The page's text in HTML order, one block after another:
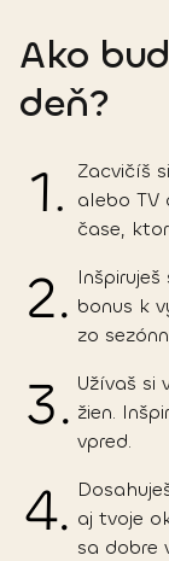
Ako
deň?
1. Zacvičíš
alebo TV
čase,
2. Inšpiruješ
bonus k
zo
3. Užívaš si
žien.
vpred.
4. aj tvoje
sa dobre